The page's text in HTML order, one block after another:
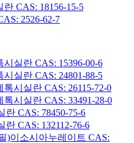
CAS: 18156-15-5
2526-62-7
실란 CAS: 15396-00-6
실란 CAS: 24801-88-5
시실란 CAS: 26115-72-0
시실란 CAS: 33491-28-0
CAS: 78450-75-6
CAS: 132112-76-6
)이소시아누레이트 CAS: